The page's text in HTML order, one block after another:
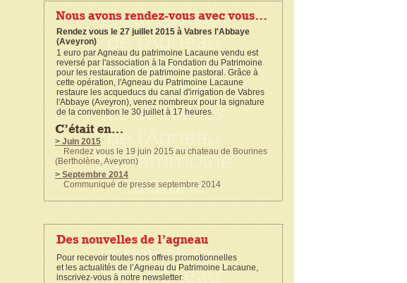
Rendez vous le 27 juillet 2015 à Vabres l'Abbaye
(Aveyron)
1 euro par Agneau du patrimoine Lacaune vendu est
reversé par l'association à la Fondation du Patrimoine
pour les restauration de patrimoine pastoral. Grâce à
cette opération, l'Agneau du Patrimoine Lacaune
restaure les acqueducs du canal d'irrigation de Vabres
l'Abbaye (Aveyron), venez nombreux pour la signature
de la convention le 30 juillet à 17 heures.
> Juin 2015
Rendez vous le 19 juin 2015 au chateau de Bourines
(Bertholène, Aveyron)
> Septembre 2014
Communiqué de presse septembre 2014
Pour recevoir toutes nos offres promotionnelles
et les actualités de l’Agneau du Patrimoine Lacaune,
inscrivez-vous à notre newsletter.